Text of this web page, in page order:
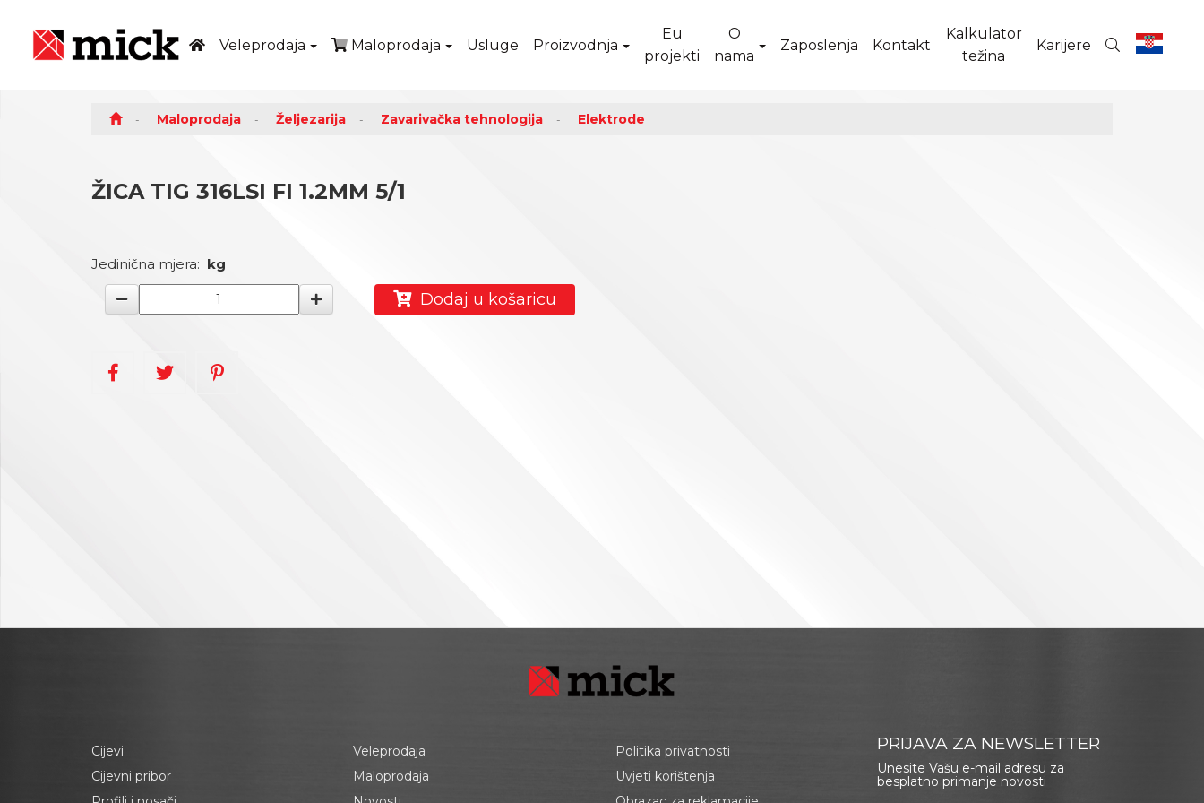
Veleprodaja Maloprodaja Usluge Proizvodnja
Eu
projekti
O
nama
Zaposlenja Kontakt
Kalkulator
težina
Karijere
Maloprodaja Željezarija Zavarivačka tehnologija Elektrode
ŽICA TIG 316LSI FI 1.2MM 5/1
Jedinična mjera: kg
Dodaj u košaricu
Cijevi
Cijevni pribor
Veleprodaja
Maloprodaja
Politika privatnosti
Uvjeti korištenja
PRIJAVA ZA NEWSLETTER
Unesite Vašu e-mail adresu za
besplatno primanje novosti